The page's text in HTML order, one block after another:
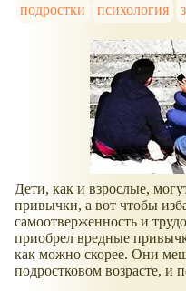
подростки психология
Дети, как и взрослые,
привычки, а вот чтобы
самоотверженность и
приобрел вредные
как можно скорее. Они
подростковом возрасте, и